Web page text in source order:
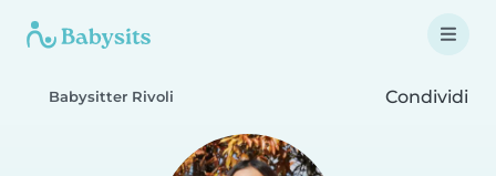
Babysitter Rivoli Condividi